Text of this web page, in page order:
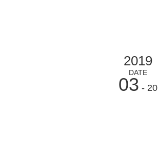
2019
DATE
03 - 20